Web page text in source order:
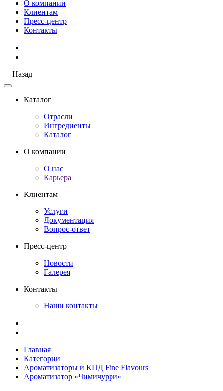
О компании
Клиентам
Пресс-центр
Контакты
Назад
Каталог
Отрасли
Ингредиенты
Каталог
О компании
О нас
Карьера
Клиентам
Услуги
Документация
Вопрос-ответ
Пресс-центр
Новости
Галерея
Контакты
Наши контакты
Главная
Категории
Ароматизаторы и КПД Fine Flavours
Ароматизатор «Чимичурри»